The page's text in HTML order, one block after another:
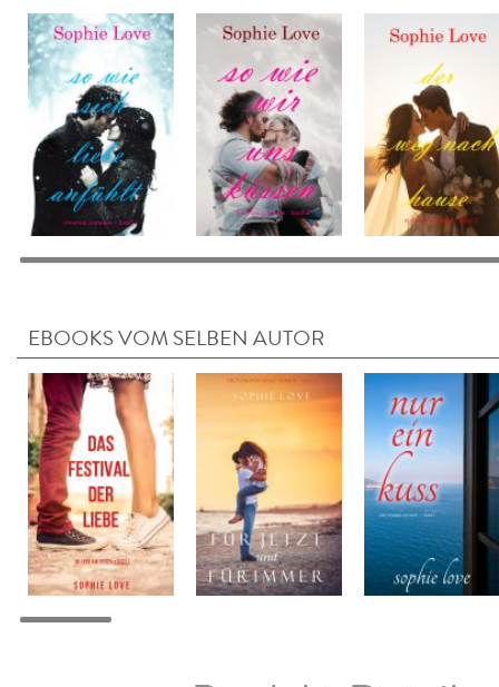
EBOOKS VOM SELBEN AUTOR